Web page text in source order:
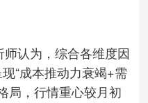
认为，综合各维度因
“成本推动力衰竭+需
局，行情重心较月初